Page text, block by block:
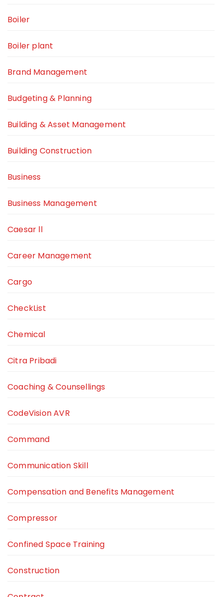
Boiler
Boiler plant
Brand Management
Budgeting & Planning
Building & Asset Management
Building Construction
Business
Business Management
Caesar ll
Career Management
Cargo
CheckList
Chemical
Citra Pribadi
Coaching & Counsellings
CodeVision AVR
Command
Communication Skill
Compensation and Benefits Management
Compressor
Confined Space Training
Construction